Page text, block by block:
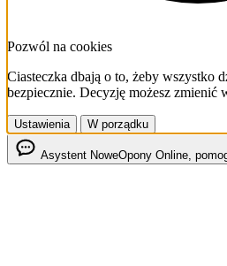
Pozwól na cookies
Ciasteczka dbają o to, żeby wszystko
bezpiecznie. Decyzję możesz zmienić
Ustawienia W porządku
Asystent NoweOpony Online,